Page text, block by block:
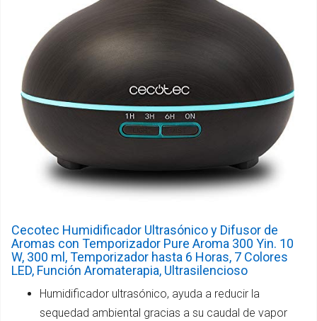
Cecotec Humidificador Ultrasónico y Difusor de
Aromas con Temporizador Pure Aroma 300 Yin. 10
W, 300 ml, Temporizador hasta 6 Horas, 7 Colores
LED, Función Aromaterapia, Ultrasilencioso
Humidificador ultrasónico, ayuda a reducir la
sequedad ambiental gracias a su caudal de vapor